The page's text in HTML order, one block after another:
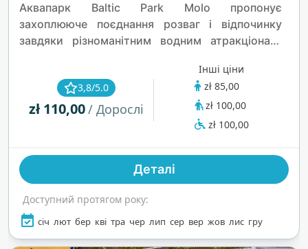
Аквапарк Baltic Park Molo пропонує
захоплююче поєднання розваг і відпочинку
завдяки різноманітним водним атракціонам.
захоплюючими гірками з поворотами і
спусками, хвильовим басейном, що імітує
ритм океану, а також просторими басейнами,
ідеальними як для сімей, так і для плавців.
з сауною та джакузі, що створює ідеальний
баланс між адреналіном і спокоєм. Завдяки
одне з найкращих місць для любителів водних
розваг, які шукають і пригоди, і відпочинок біля
моря.
3,8/5.0
zł 110,00/ Дорослі
Інші ціни
zł 85,00
zł 100,00
zł 100,00
Деталі
Доступний протягом року:
січ лют бер кві тра чер лип сер вер жов лис гру